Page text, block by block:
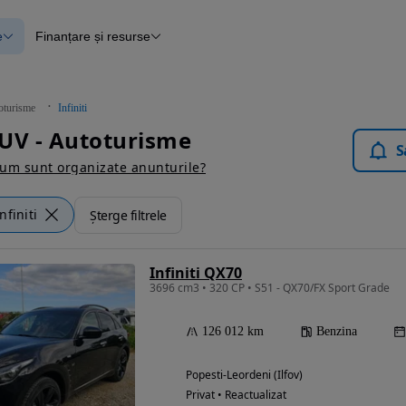
verificate
Blog Autovit.ro
Finanțare și resurse
Infiniti
- Autoturisme
sunt organizate anunturile?
Șterge filtrele
Infiniti QX70
3696 cm3 • 320 CP • S51 - QX70/FX Sport Grade
126 012 km Benzina
Popesti-Leordeni (Ilfov)
Privat • Reactualizat